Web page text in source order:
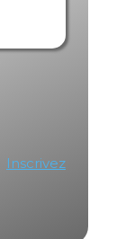
Inscrivez